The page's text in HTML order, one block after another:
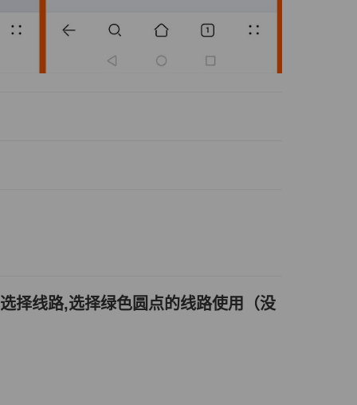
择线路,选择绿色圆点的线路使用（没